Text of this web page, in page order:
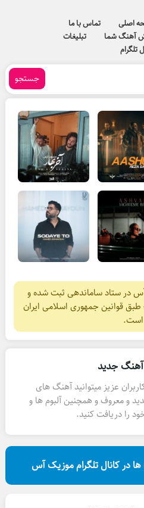
اصلی
تماس با ما
آهنگ شما
تبلیغات
تلگرام
جستجو
در ستاد ساماندهی ثبت شده و
قوانین جمهوری اسلامی ایران
است.
آهنگ جدید
عزیز میتوانید آهنگ های
و معروف و همچنین آلبوم ها و
را دریافت کنید.
در کانال تلگرام موزیک آس